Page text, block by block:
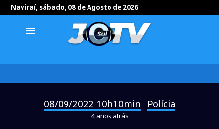
Naviraí, sábado, 08 de Agosto de 2026
menu
08/09/2022 10h10min Polícia
4 anos atrás